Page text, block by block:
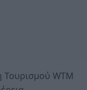
Τουρισμού WTM